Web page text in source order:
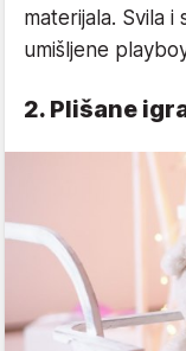
materijala. Svila
umišljene
2. Plišane